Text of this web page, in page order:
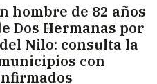
hombre de 82 años
Dos Hermanas por
Nilo: consulta la
con